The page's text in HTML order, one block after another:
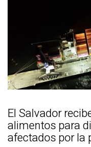
El Salvador
alimentos para
afectados por la